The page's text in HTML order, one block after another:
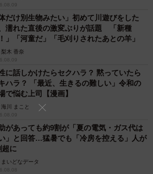
のような豪邸です。ゴージャスな雰囲
生活に憧れる意見が多く寄せられまし
アルプスの少女ハイジ）
やつが食べたいから。（30代・女性）
ら。（30代・男性）
40代・男性）
るし、一番温かみのある家だと思った
）
体だけ別生物みたい」初めて川遊びをした
濡れた直後の激変ぶりが話題 「新種
」「河童だ」「毛刈りされたあとの羊」
梨木 香奈
に話しかけたらセクハラ？ 黙っていたら
ハラ？ 「最近、生きるの難しい」令和の
で悩む上司【漫画】
海川 まこと
があっても約9割が「夏の電気・ガス代は
」と回答…猛暑でも「冷房を控える」人が
超に
まいどなデータ